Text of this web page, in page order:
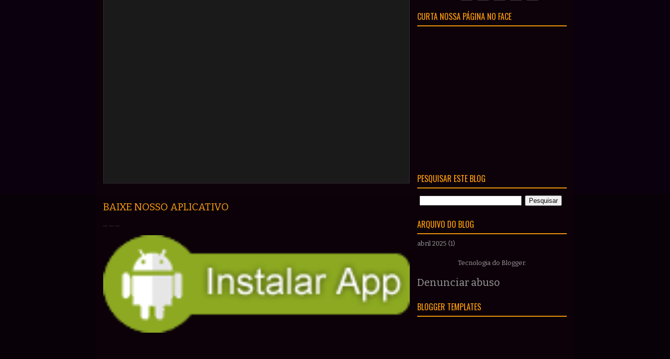
BAIXE NOSSO APLICATIVO
CURTA NOSSA PÁGINA NO FACE
PESQUISAR ESTE BLOG
ARQUIVO DO BLOG
abril 2025 (1)
Tecnologia do Blogger.
Denunciar abuso
BLOGGER TEMPLATES